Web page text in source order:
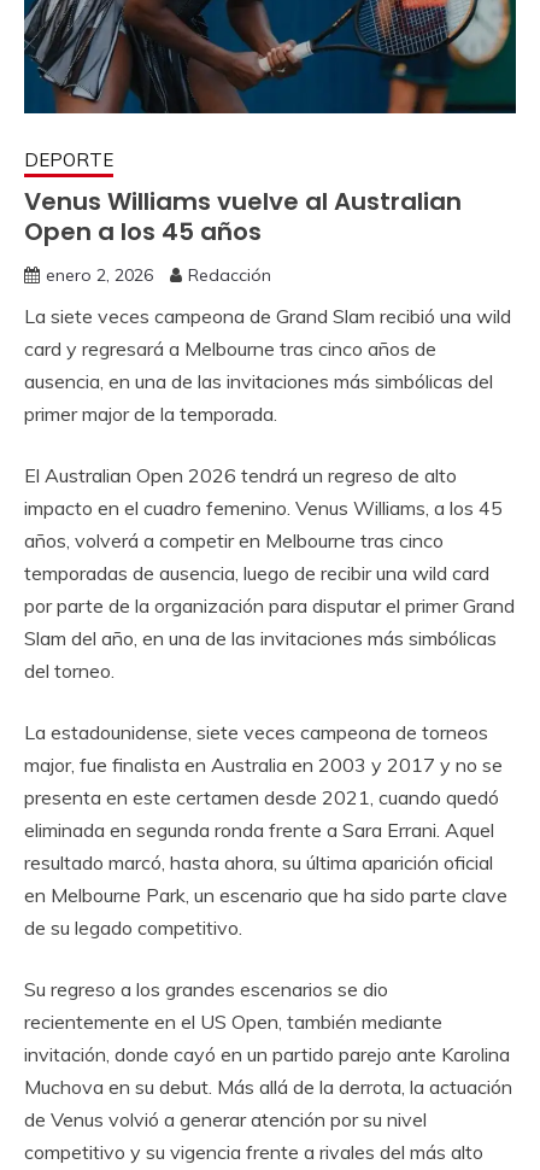
DEPORTE
Venus Williams vuelve al Australian
Open a los 45 años
enero 2, 2026 Redacción
La siete veces campeona de Grand Slam recibió una wild
card y regresará a Melbourne tras cinco años de
ausencia, en una de las invitaciones más simbólicas del
primer major de la temporada.
El Australian Open 2026 tendrá un regreso de alto
impacto en el cuadro femenino. Venus Williams, a los 45
años, volverá a competir en Melbourne tras cinco
temporadas de ausencia, luego de recibir una wild card
por parte de la organización para disputar el primer Grand
Slam del año, en una de las invitaciones más simbólicas
del torneo.
La estadounidense, siete veces campeona de torneos
major, fue finalista en Australia en 2003 y 2017 y no se
presenta en este certamen desde 2021, cuando quedó
eliminada en segunda ronda frente a Sara Errani. Aquel
resultado marcó, hasta ahora, su última aparición oficial
en Melbourne Park, un escenario que ha sido parte clave
de su legado competitivo.
Su regreso a los grandes escenarios se dio
recientemente en el US Open, también mediante
invitación, donde cayó en un partido parejo ante Karolina
Muchova en su debut. Más allá de la derrota, la actuación
de Venus volvió a generar atención por su nivel
competitivo y su vigencia frente a rivales del más alto